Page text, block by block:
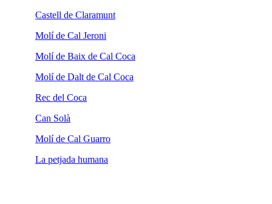
Castell de Claramunt
Molí de Cal Jeroni
Molí de Baix de Cal Coca
Molí de Dalt de Cal Coca
Rec del Coca
Can Solà
Molí de Cal Guarro
La petjada humana